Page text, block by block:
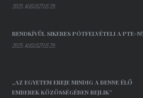
2025. AUGUSZTUS 29.
RENDKÍVÜL SIKERES PÓTFELVÉTELI A PTE-N!
2025. AUGUSZTUS 29.
„AZ EGYETEM EREJE MINDIG A BENNE ÉLŐ
EMBEREK KÖZÖSSÉGÉBEN REJLIK”